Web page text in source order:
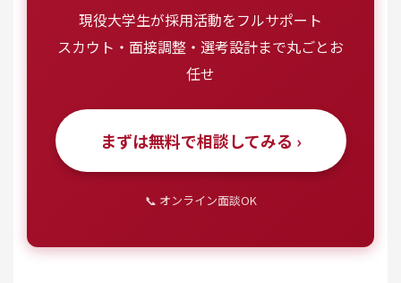
現役大学生が採用活動をフルサポート
スカウト・面接調整・選考設計まで丸ごとお
任せ
まずは無料で相談してみる ›
📞 オンライン面談OK